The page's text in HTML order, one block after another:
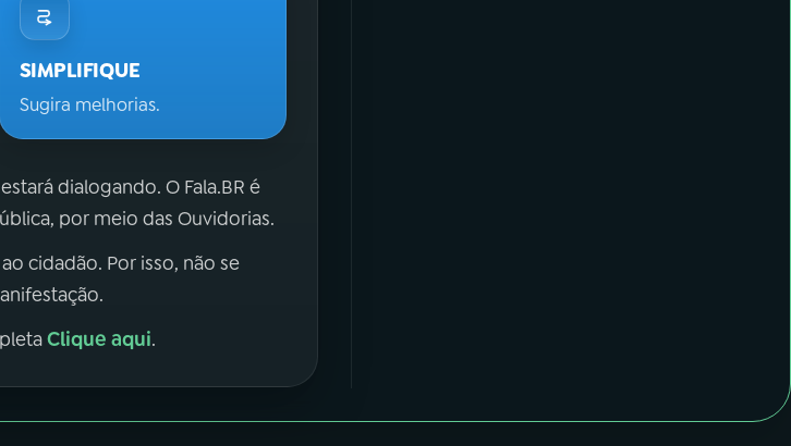
SIMPLIFIQUE
Sugira melhorias.
dialogando. O Fala.BR é
por meio das Ouvidorias.
cidadão. Por isso, não se
Clique aqui.